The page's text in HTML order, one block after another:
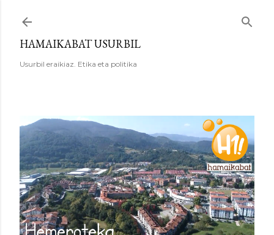
HAMAIKABAT USURBIL
Usurbil eraikiaz. Etika eta politika